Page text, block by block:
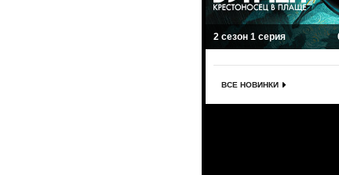
2 сезон 1 серия
ВСЕ НОВИНКИ